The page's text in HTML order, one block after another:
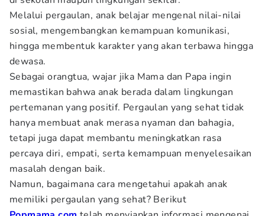
Melalui pergaulan, anak belajar mengenal nilai-nilai
sosial, mengembangkan kemampuan komunikasi,
hingga membentuk karakter yang akan terbawa hingga
dewasa.
Sebagai orangtua, wajar jika Mama dan Papa ingin
memastikan bahwa anak berada dalam lingkungan
pertemanan yang positif. Pergaulan yang sehat tidak
hanya membuat anak merasa nyaman dan bahagia,
tetapi juga dapat membantu meningkatkan rasa
percaya diri, empati, serta kemampuan menyelesaikan
masalah dengan baik.
Namun, bagaimana cara mengetahui apakah anak
memiliki pergaulan yang sehat? Berikut